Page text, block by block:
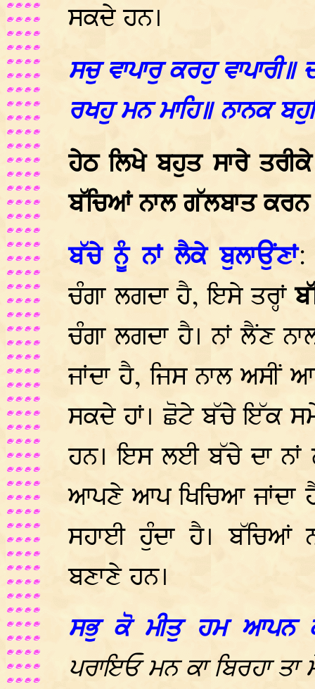
ਸਕਦੇ ਹਨ।
ਸਚੁ ਵਾਪਾਰੁ ਕਰਹੁ
ਰਖਹੁ ਮਨ ਮਾਹਿ॥ ਨਾਨਕ
ਹੇਠ ਲਿਖੇ ਬਹੁਤ ਸਾਰੇ ਤਰੀਕੇ
ਬੱਚਿਆਂ ਨਾਲ ਗੱਲਬਾਤ ਕਰਨ
ਬੱਚੇ ਨੂੰ ਨਾਂ ਲੈਕੇ ਬੁਲਾਉਂਣਾਂ:
ਚੰਗਾ ਲਗਦਾ ਹੈ, ਇਸੇ ਤਰ੍ਹਾਂ
ਚੰਗਾ ਲਗਦਾ ਹੈ। ਨਾਂ ਲੈਂਣ
ਜਾਂਦਾ ਹੈ, ਜਿਸ ਨਾਲ ਅਸੀਂ
ਸਕਦੇ ਹਾਂ। ਛੋਟੇ ਬੱਚੇ ਇੱਕ
ਹਨ। ਇਸ ਲਈ ਬੱਚੇ ਦਾ ਨਾਂ
ਆਪਣੇ ਆਪ ਖਿਚਿਆ ਜਾਂਦਾ
ਸਹਾਈ ਹੁੰਦਾ ਹੈ। ਬੱਚਿਆਂ
ਬਣਾਣੇ ਹਨ।
ਸਭੁ ਕੋ ਮੀਤੁ ਹਮ ਆਪਨ
ਪਰਾਇਓ ਮਨ ਕਾ ਬਿਰਹਾ